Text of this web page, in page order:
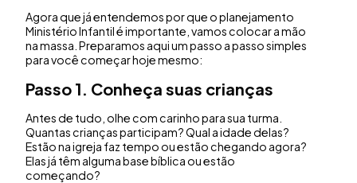
Agora que já entendemos por que o planejamento
Ministério Infantil é importante, vamos colocar a mão
na massa. Preparamos aqui um passo a passo simples
para você começar hoje mesmo:
Passo 1. Conheça suas crianças
Antes de tudo, olhe com carinho para sua turma.
Quantas crianças participam? Qual a idade delas?
Estão na igreja faz tempo ou estão chegando agora?
Elas já têm alguma base bíblica ou estão
começando?